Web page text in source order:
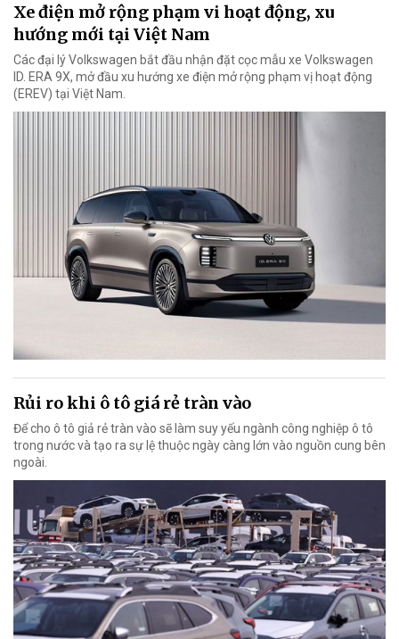
Xe điện mở rộng phạm vi hoạt động, xu
hướng mới tại Việt Nam
Các đại lý Volkswagen bắt đầu nhận đặt cọc mẫu xe Volkswagen
ID. ERA 9X, mở đầu xu hướng xe điện mở rộng phạm vị hoạt động
(EREV) tại Việt Nam.
Rủi ro khi ô tô giá rẻ tràn vào
Để cho ô tô giả rẻ tràn vào sẽ làm suy yếu ngành công nghiệp ô tô
trong nước và tạo ra sự lệ thuộc ngày càng lớn vào nguồn cung bên
ngoài.